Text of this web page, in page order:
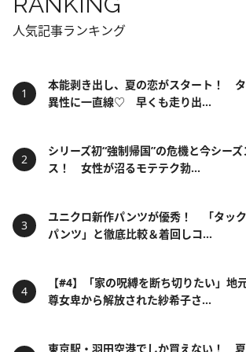
人気記事ランキング
本能剥き出し、夏の恋がスタート！
異性に一直線♡ 早くも走り出...
シリーズ初“強制帰国”の危機と今シーズ
ス！ 女性が沼るモテテク勃...
ユニクロ新作パンツが優秀！ 「タッ
パンツ」と徹底比較＆着回しコ...
【#4】「家の呪縛を断ち切りたい」地
尊女卑から解放された紗希子さ...
東京駅・羽田空港でしか買えない！